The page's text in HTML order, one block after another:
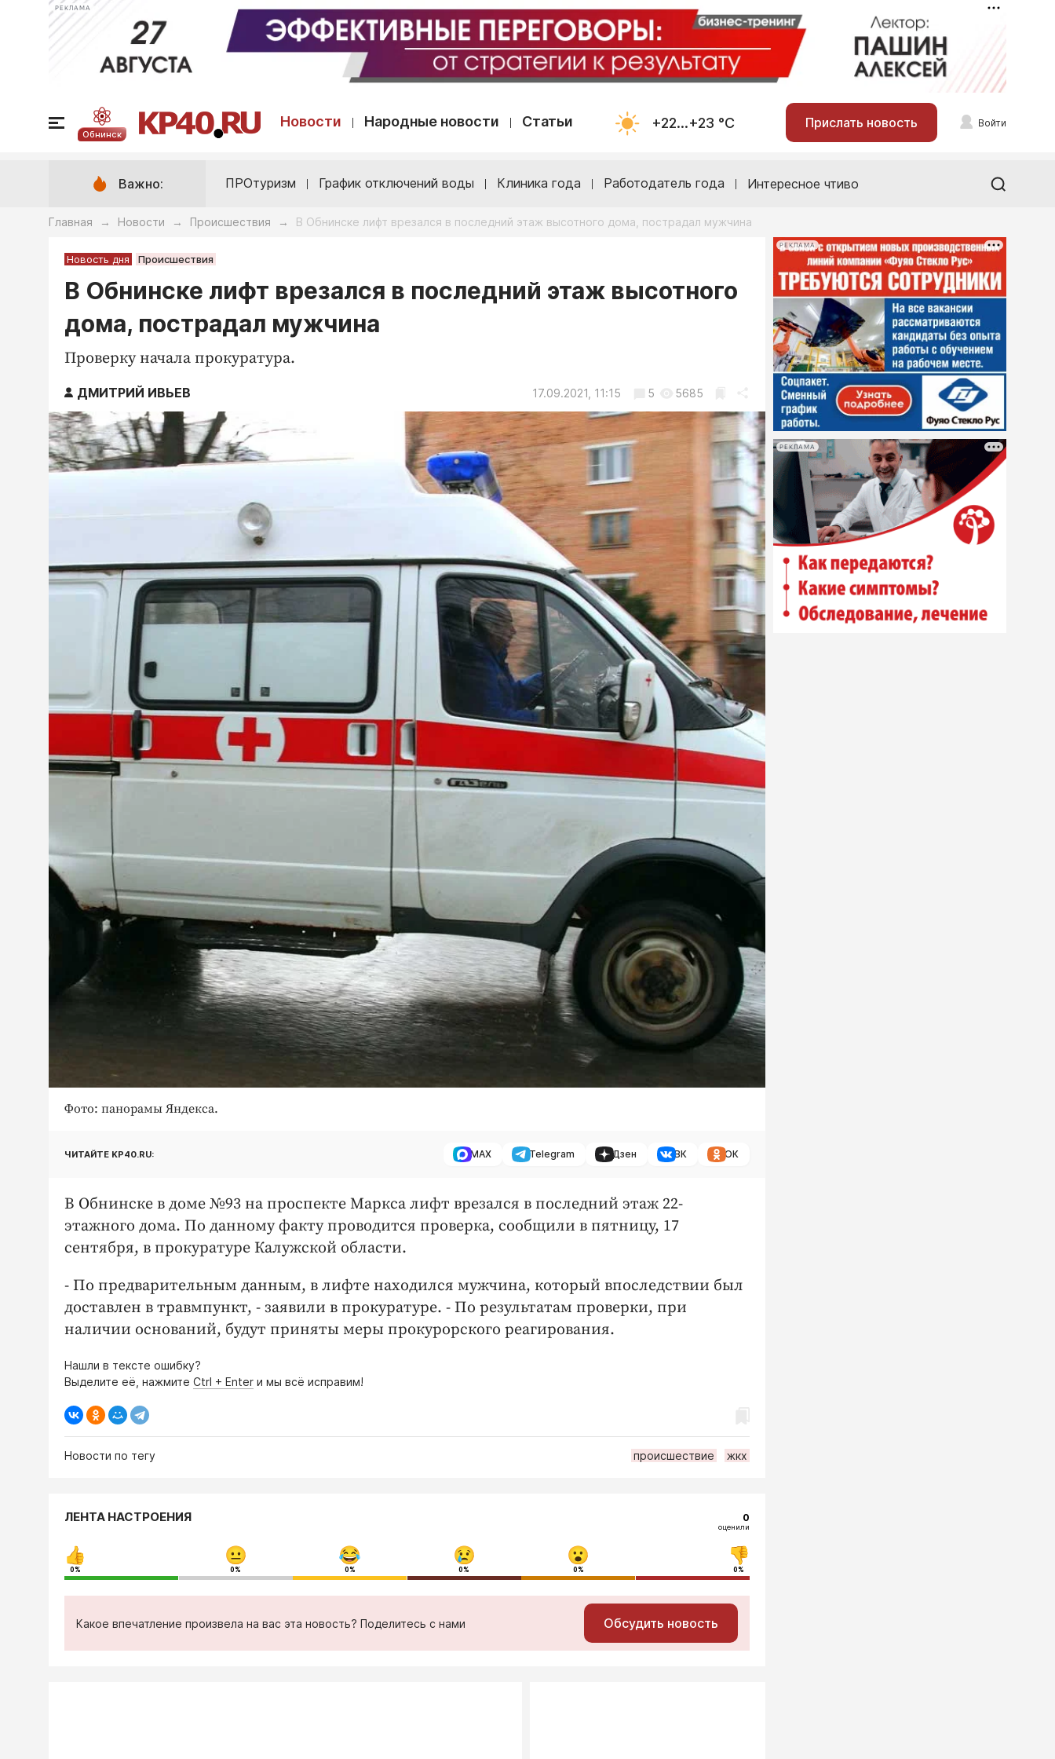
РЕКЛАМА
Обнинск
Новости Народные новости Статьи +22...+23 °С Прислать новость Войти
Важно: ПРОтуризм График отключений воды Клиника года Работодатель года Интересное чтиво
Главная → Новости → Происшествия → В Обнинске лифт врезался в последний этаж высотного дома, пострадал мужчина
Новость дня Происшествия
В Обнинске лифт врезался в последний этаж высотного
дома, пострадал мужчина
Проверку начала прокуратура.
ДМИТРИЙ ИВЬЕВ 17.09.2021, 11:15 5 5685
Фото: панорамы Яндекса.
ЧИТАЙТЕ KP40.RU: MAX Telegram Дзен ВК ОК
В Обнинске в доме №93 на проспекте Маркса лифт врезался в последний этаж 22-
этажного дома. По данному факту проводится проверка, сообщили в пятницу, 17
сентября, в прокуратуре Калужской области.
- По предварительным данным, в лифте находился мужчина, который впоследствии был
доставлен в травмпункт, - заявили в прокуратуре. - По результатам проверки, при
наличии оснований, будут приняты меры прокурорского реагирования.
Нашли в тексте ошибку?
Выделите её, нажмите Ctrl + Enter и мы всё исправим!
Новости по тегу происшествие жкх
РЕКЛАМА
РЕКЛАМА
ЛЕНТА НАСТРОЕНИЯ 0
оценили
0% 0% 0% 0% 0% 0%
Какое впечатление произвела на вас эта новость? Поделитесь с нами Обсудить новость